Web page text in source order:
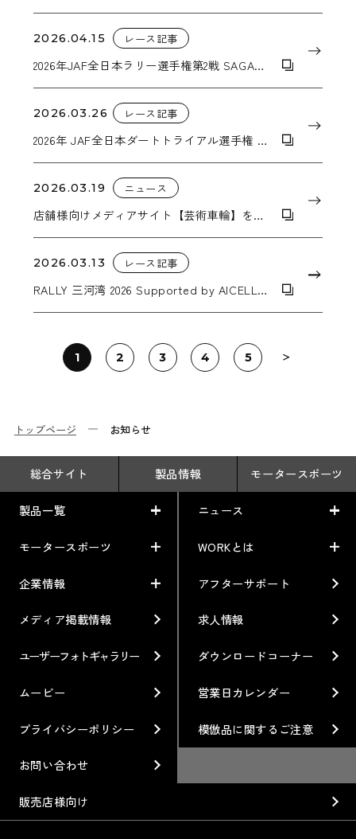
2026.04.15 レース記事
2026年JAF全日本ラリー選手権第2戦 SAGA
2026.03.26 レース記事
2026年 JAF全日本ダートトライアル選手権 第1
2026.03.19 ニュース
店舗様向けメディアサイト【芸術車輪】を公
2026.03.13 レース記事
RALLY 三河湾 2026 Supported by AICELLO
1 2 3 4 5
トップページ お知らせ
総合サイト 製品情報 モータースポーツ
製品一覧
製品一覧
車から検索
利用条件／注意事項
ブランド紹介
ホイール情報
カスタムオーダープラン
オプション・グッズ
廃番製品
ニュース
ニュース
お知らせ
イベント情報
モータースポーツ
モータースポーツ
レーシング特集
Gymkhana
DIRT TRIAL
SUPER GT
Rally
GR86/BRZ Cup
WORKとは
WORKとは
テクノロジー
クオリティー
デザイン
企業情報
企業情報
フィロソフィー
経営理念
私たちのあるべき姿
工場概要
会社沿革
アフターサポート
メディア掲載情報 求人情報
ユーザーフォトギャラリー ダウンロードコーナー
ムービー 営業日カレンダー
プライバシーポリシー 模倣品に関するご注意
お問い合わせ
販売店様向け